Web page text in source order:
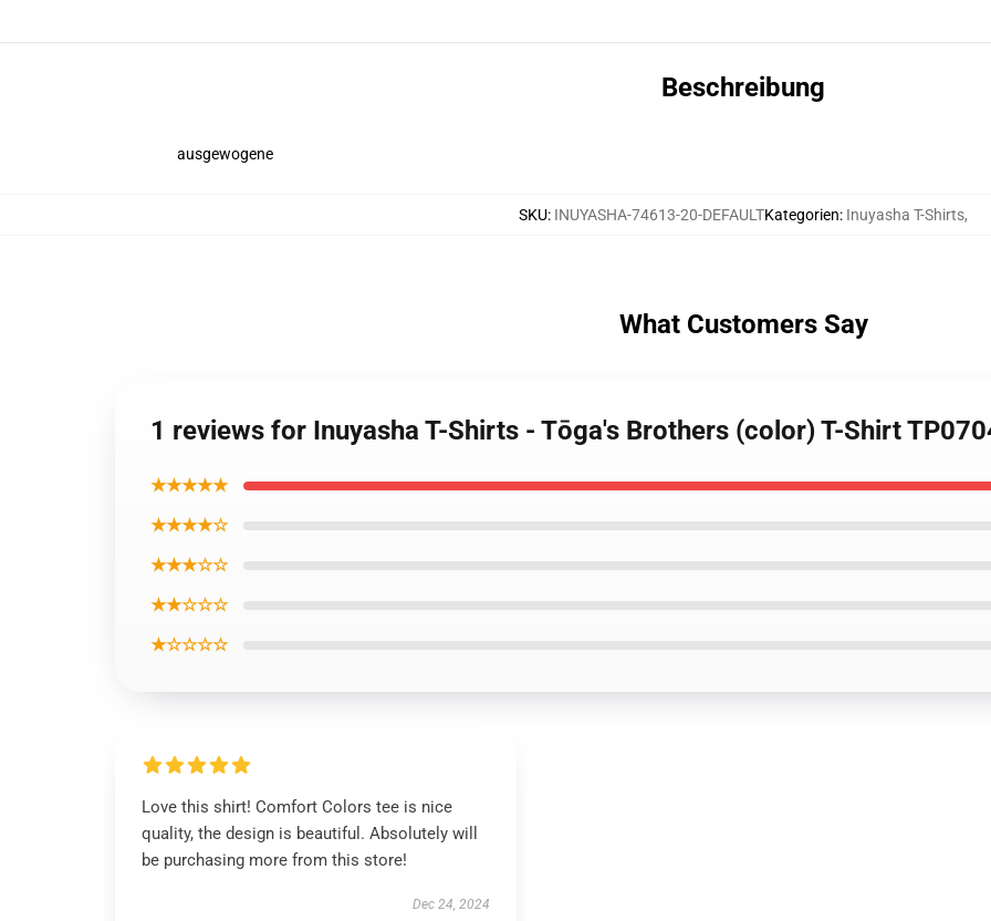
Beschreibung
ausgewogene
SKU: INUYASHA-74613-20-DEFAULTKategorien: Inuyasha T-Shirts,
What Customers Say
1 reviews for Inuyasha T-Shirts - Tōga's Brothers (color) T-Shirt
★★★★★
★★★★☆
★★★☆☆
★★☆☆☆
★☆☆☆☆
Love this shirt! Comfort Colors tee is nice
quality, the design is beautiful. Absolutely will
be purchasing more from this store!
Dec 24, 2024